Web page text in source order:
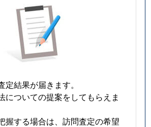
定結果が届きます。
についての提案をしてもらえま
握する場合は、訪問査定の希望